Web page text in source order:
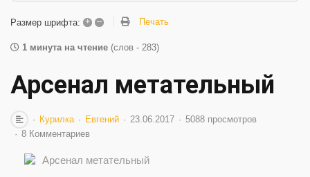
Размер шрифта: + – Печать
1 минута на чтение (слов - 283)
Арсенал метательный
Курилка Евгений 23.06.2017
5088 просмотров
8 Комментариев